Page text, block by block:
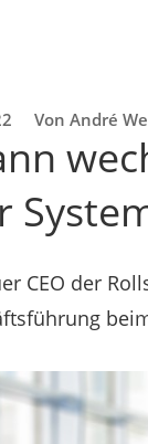
Von André
CEO der